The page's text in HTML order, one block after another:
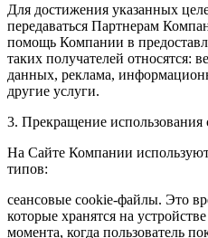
Для достижения указанных
передаваться Партнерам
помощь Компании в
таких получателей относятся:
данных, реклама,
другие услуги.
3. Прекращение использования
На Сайте Компании
типов:
сеансовые cookie-файлы. Это
которые хранятся на
момента, когда пользователь